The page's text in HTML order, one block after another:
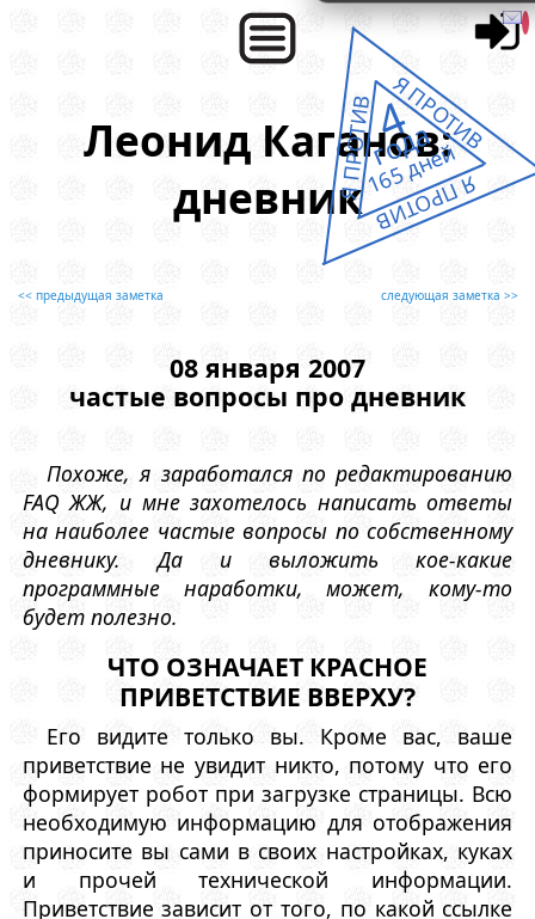
Леонид Каганов:
дневник
<< предыдущая заметка следующая заметка >>
08 января 2007
частые вопросы про дневник
Похоже, я заработался по редактированию
FAQ ЖЖ, и мне захотелось написать ответы
на наиболее частые вопросы по собственному
дневнику. Да и выложить кое-какие
программные наработки, может, кому-то
будет полезно.
ЧТО ОЗНАЧАЕТ КРАСНОЕ
ПРИВЕТСТВИЕ ВВЕРХУ?
Его видите только вы. Кроме вас, ваше
приветствие не увидит никто, потому что его
формирует робот при загрузке страницы. Всю
необходимую информацию для отображения
приносите вы сами в своих настройках, куках
и прочей технической информации.
Приветствие зависит от того, по какой ссылке
Я ПРОТИВЯ ПРОТИВ
Я ПРОТИВ
4
года
165 дней